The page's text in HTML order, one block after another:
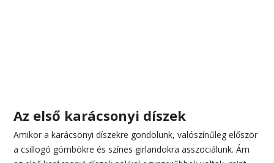
Az első karácsonyi díszek
Amikor a karácsonyi díszekre gondolunk, valószínűleg először
a csillogó gömbökre és színes girlandokra asszociálunk. Ám